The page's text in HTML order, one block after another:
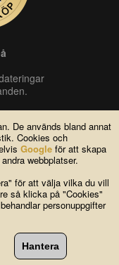
De används bland annat
Cookies och
Google för att skapa
webbplatser.
för att välja vilka du vill
så klicka på "Cookies"
personuppgifter
blocket.
live
AB
|Kontakta oss